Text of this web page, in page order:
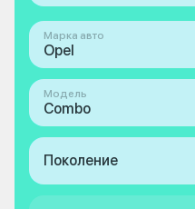
Марка авто
Opel
Модель
Combo
Поколение